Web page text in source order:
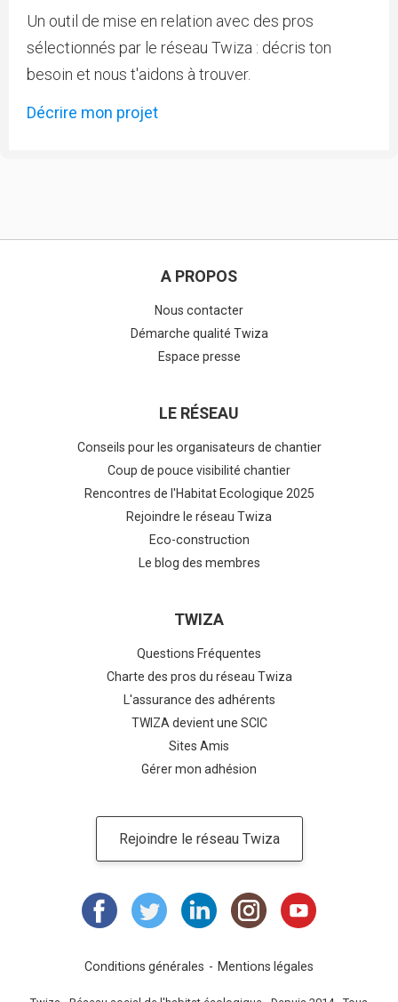
Un outil de mise en relation avec des pros
sélectionnés par le réseau Twiza : décris ton
besoin et nous t'aidons à trouver.
Décrire mon projet
A PROPOS
Nous contacter
Démarche qualité Twiza
Espace presse
LE RÉSEAU
Conseils pour les organisateurs de chantier
Coup de pouce visibilité chantier
Rencontres de l'Habitat Ecologique 2025
Rejoindre le réseau Twiza
Eco-construction
Le blog des membres
TWIZA
Questions Fréquentes
Charte des pros du réseau Twiza
L'assurance des adhérents
TWIZA devient une SCIC
Sites Amis
Gérer mon adhésion
Rejoindre le réseau Twiza
Conditions générales Mentions légales